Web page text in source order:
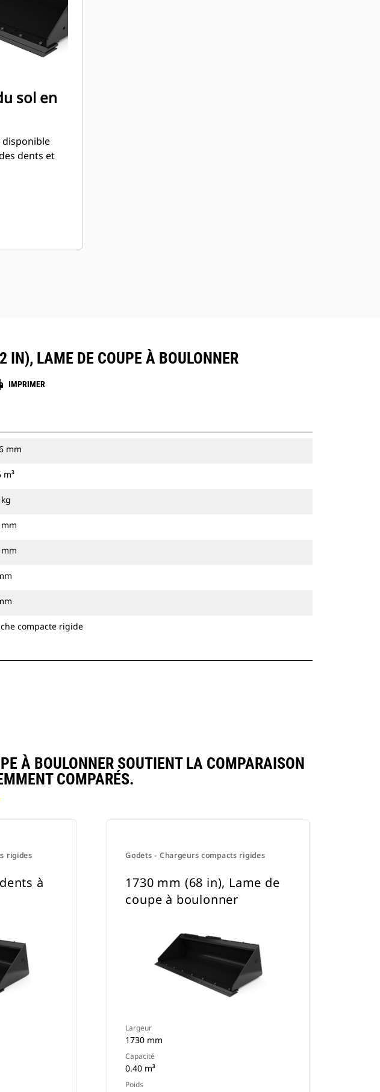
sol en
disponible
dents et
LAME DE COUPE À BOULONNER
IMPRIMER
mm
m³
compacte rigide
À BOULONNER SOUTIENT LA COMPARAISON
COMPARÉS.
rigides
à
Godets - Chargeurs compacts rigides
1730 mm (68 in), Lame de
coupe à boulonner
Largeur
1730 mm
Capacité
0.40 m³
Poids